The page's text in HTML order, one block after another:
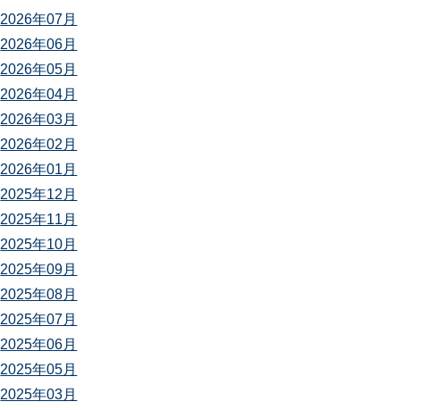
2026年07月
2026年06月
2026年05月
2026年04月
2026年03月
2026年02月
2026年01月
2025年12月
2025年11月
2025年10月
2025年09月
2025年08月
2025年07月
2025年06月
2025年05月
2025年03月